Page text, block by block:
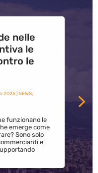
nelle
le
le
2026| NEWS,
funzionano le
emerge come
Sono solo
e